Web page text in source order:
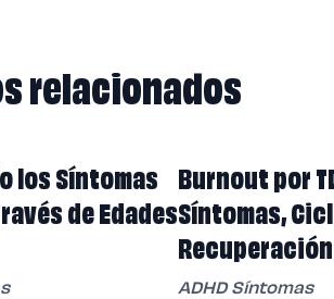
relacionados
los Síntomas
de Edades
Burnout por
Síntomas,
Recuperación
ADHD Síntomas